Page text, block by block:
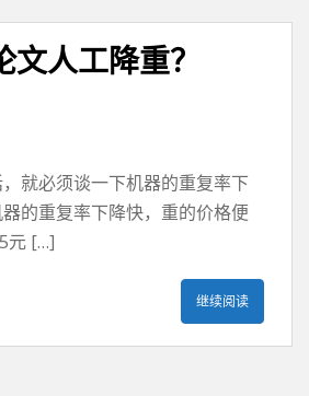
人工降重？
就必须谈一下机器的重复率下
的重复率下降快，重的价格便
元 […]
继续阅读